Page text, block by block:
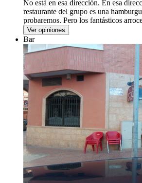
No está en esa dirección. En esa
restaurante del grupo es una
probaremos. Pero los fantásticos
Ver opiniones
Bar